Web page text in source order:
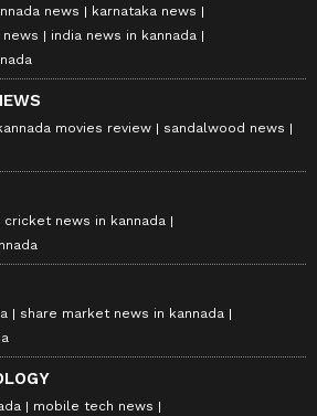
news
karnataka news
news
india news in kannada
movies review
sandalwood news
cricket news in kannada
share market news in kannada
mobile tech news